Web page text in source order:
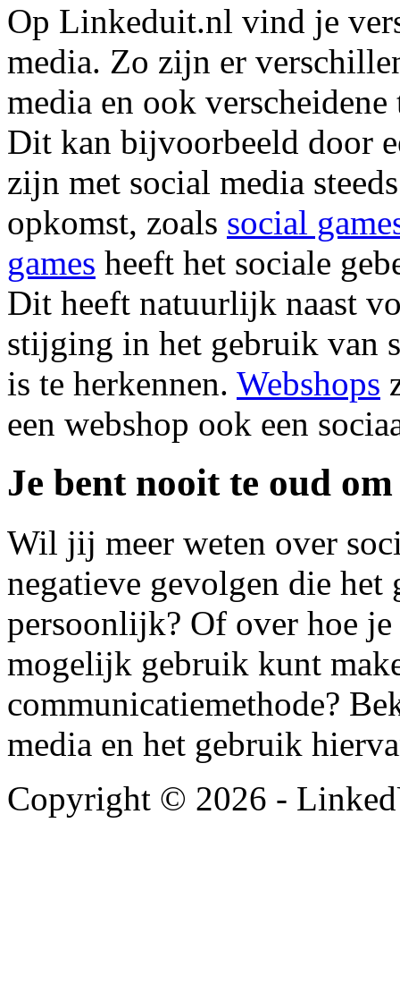
Op Linkeduit.nl vind je
media. Zo zijn er
media en ook
Dit kan bijvoorbeeld door
zijn met social media
opkomst, zoals social
games heeft het sociale
Dit heeft natuurlijk naast
stijging in het gebruik van
is te herkennen. Webshops
een webshop ook een
Je bent nooit te oud
Wil jij meer weten over
negatieve gevolgen die
persoonlijk? Of over hoe
mogelijk gebruik kunt
communicatiemethode?
media en het gebruik
Copyright © 2026 -